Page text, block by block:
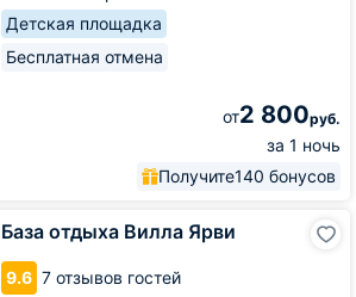
Детская площадка
Бесплатная отмена
от2 800руб.
за 1 ночь
Получите140 бонусов
База отдыха Вилла Ярви
9.6 7 отзывов гостей